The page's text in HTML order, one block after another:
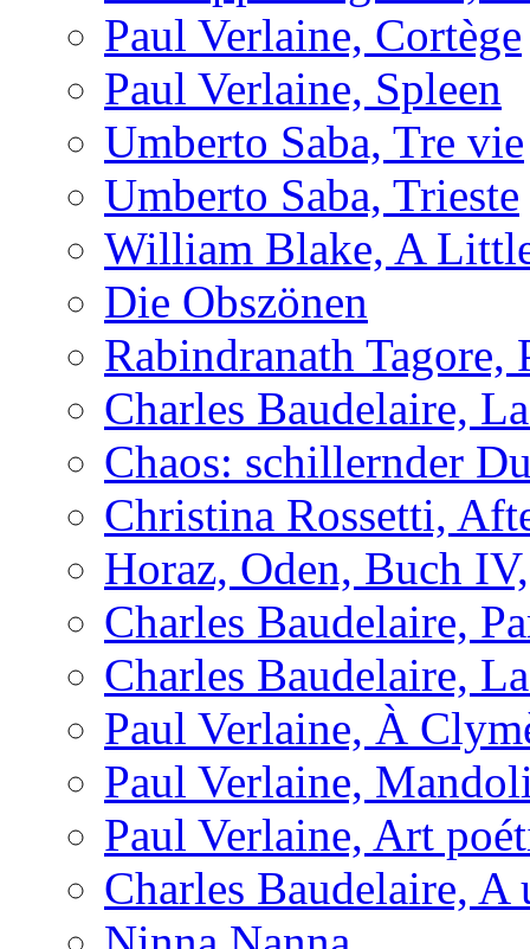
Paul Verlaine, Cortège
Paul Verlaine, Spleen
Umberto Saba, Tre vie
Umberto Saba, Trieste
William Blake, A
Die Obszönen
Rabindranath Tagore,
Charles Baudelaire,
Chaos: schillernder
Christina Rossetti,
Horaz, Oden, Buch
Charles Baudelaire,
Charles Baudelaire,
Paul Verlaine, À
Paul Verlaine,
Paul Verlaine, Art
Charles Baudelaire, A